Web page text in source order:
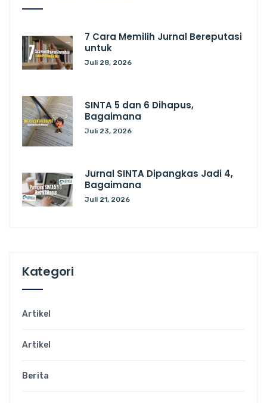
7 Cara Memilih Jurnal Bereputasi
untuk
Juli 28, 2026
SINTA 5 dan 6 Dihapus,
Bagaimana
Juli 23, 2026
Jurnal SINTA Dipangkas Jadi 4,
Bagaimana
Juli 21, 2026
Kategori
Artikel
Artikel
Berita